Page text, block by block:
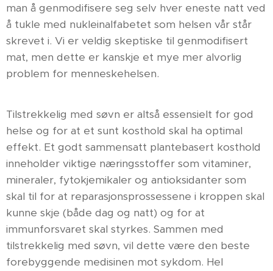
man å genmodifisere seg selv hver eneste natt ved
å tukle med nukleinalfabetet som helsen vår står
skrevet i. Vi er veldig skeptiske til genmodifisert
mat, men dette er kanskje et mye mer alvorlig
problem for menneskehelsen.
Tilstrekkelig med søvn er altså essensielt for god
helse og for at et sunt kosthold skal ha optimal
effekt. Et godt sammensatt plantebasert kosthold
inneholder viktige næringsstoffer som vitaminer,
mineraler, fytokjemikaler og antioksidanter som
skal til for at reparasjonsprossessene i kroppen skal
kunne skje (både dag og natt) og for at
immunforsvaret skal styrkes. Sammen med
tilstrekkelig med søvn, vil dette være den beste
forebyggende medisinen mot sykdom. Hel